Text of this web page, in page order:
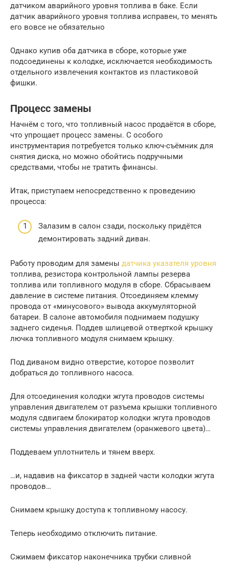
датчиком аварийного уровня топлива в баке. Если
датчик аварийного уровня топлива исправен, то менять
его вовсе не обязательно
Однако купив оба датчика в сборе, которые уже
подсоединены к колодке, исключается необходимость
отдельного извлечения контактов из пластиковой
фишки.
Процесс замены
Начнём с того, что топливный насос продаётся в сборе,
что упрощает процесс замены. С особого
инструментария потребуется только ключ-съёмник для
снятия диска, но можно обойтись подручными
средствами, чтобы не тратить финансы.
Итак, приступаем непосредственно к проведению
процесса:
Залазим в салон сзади, поскольку придётся
демонтировать задний диван.
Работу проводим для замены датчика указателя уровня
топлива, резистора контрольной лампы резерва
топлива или топливного модуля в сборе. Сбрасываем
давление в системе питания. Отсоединяем клемму
провода от «минусового» вывода аккумуляторной
батареи. В салоне автомобиля поднимаем подушку
заднего сиденья. Поддев шлицевой отверткой крышку
лючка топливного модуля снимаем крышку.
Под диваном видно отверстие, которое позволит
добраться до топливного насоса.
Для отсоединения колодки жгута проводов системы
управления двигателем от разъема крышки топливного
модуля сдвигаем блокиратор колодки жгута проводов
системы управления двигателем (оранжевого цвета)…
Поддеваем уплотнитель и тянем вверх.
…и, надавив на фиксатор в задней части колодки жгута
проводов…
Снимаем крышку доступа к топливному насосу.
Теперь необходимо отключить питание.
Сжимаем фиксатор наконечника трубки сливной